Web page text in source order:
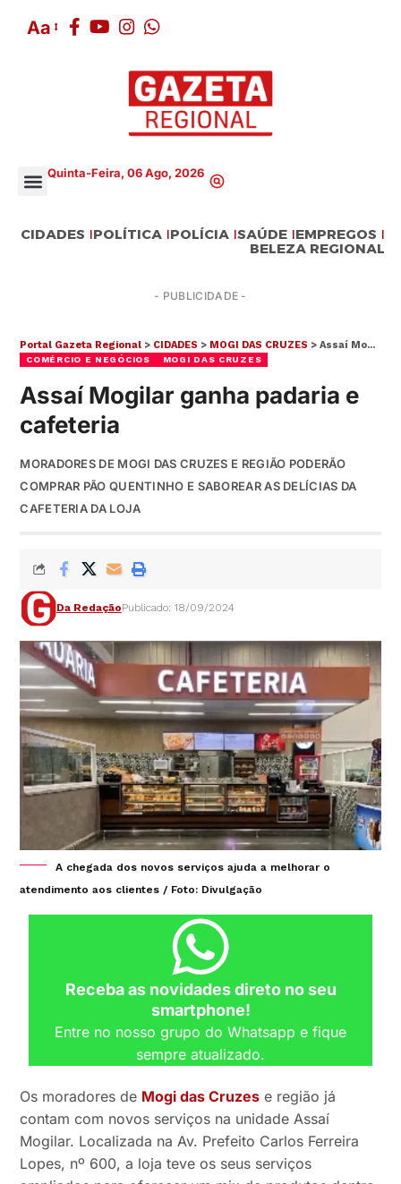
Aa
Quinta-Feira, 06 Ago, 2026
CIDADES POLÍTICA POLÍCIA SAÚDE EMPREGOS
BELEZA REGIONAL
- PUBLICIDADE -
Portal Gazeta Regional > CIDADES > MOGI DAS CRUZES >Assaí Mogilar ganha padaria e cafeteria
COMÉRCIO E NEGÓCIOS MOGI DAS CRUZES
Assaí Mogilar ganha padaria e
cafeteria
MORADORES DE MOGI DAS CRUZES E REGIÃO PODERÃO
COMPRAR PÃO QUENTINHO E SABOREAR AS DELÍCIAS DA
CAFETERIA DA LOJA
Da RedaçãoPublicado: 18/09/2024
A chegada dos novos serviços ajuda a melhorar o
atendimento aos clientes / Foto: Divulgação
Receba as novidades direto no seu
smartphone!
Entre no nosso grupo do Whatsapp e fique
sempre atualizado.
Os moradores de Mogi das Cruzes e região já
contam com novos serviços na unidade Assaí
Mogilar. Localizada na Av. Prefeito Carlos Ferreira
Lopes, nº 600, a loja teve os seus serviços